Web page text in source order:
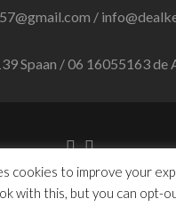
/
Spaan / 06 16055163 de
Facebook
Linkedin
by Ruben Runhardt
cookies to improve your
with this, but you can opt-